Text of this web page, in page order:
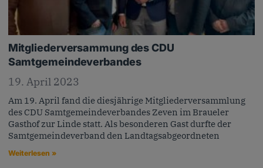
Mitgliederversammung des CDU
Samtgemeindeverbandes
19. April 2023
Am 19. April fand die diesjährige Mitgliederversammlung
des CDU Samtgemeindeverbandes Zeven im Braueler
Gasthof zur Linde statt. Als besonderen Gast durfte der
Samtgemeindeverband den Landtagsabgeordneten
Weiterlesen »